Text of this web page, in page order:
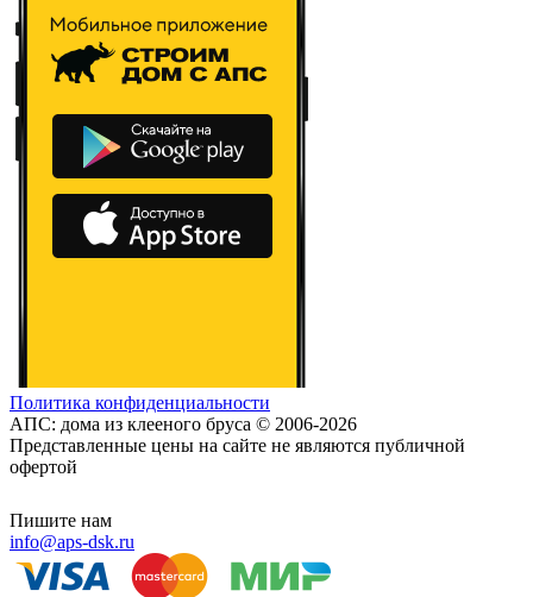
Политика конфиденциальности
АПС: дома из клееного бруса © 2006-2026
Представленные цены на сайте не являются публичной
офертой
Пишите нам
info@aps-dsk.ru